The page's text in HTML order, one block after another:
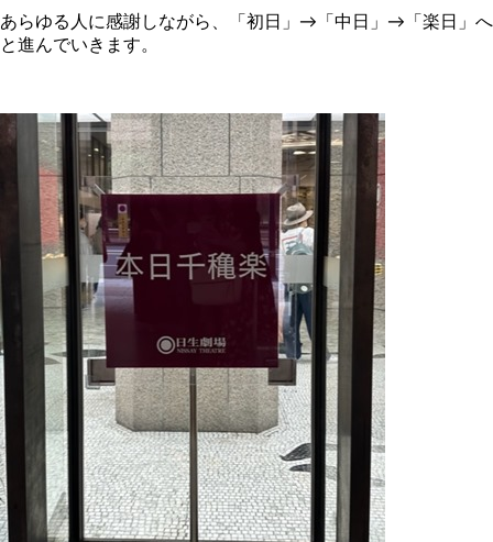
あらゆる人に感謝しながら、「初日」→「中日」→「楽日」へ
と進んでいきます。